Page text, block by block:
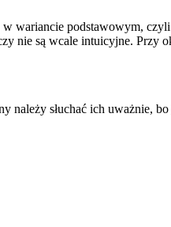
w wariancie podstawowym,
nie są wcale intuicyjne. Przy
należy słuchać ich uważnie,